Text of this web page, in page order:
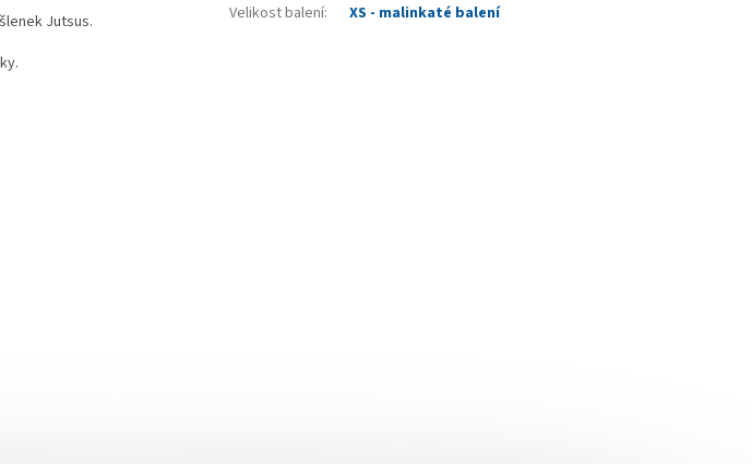
Jutsus.
Velikost balení: XS - malinkaté balení